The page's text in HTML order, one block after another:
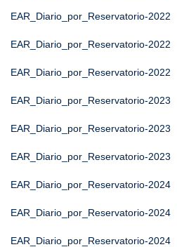
EAR_Diario_por_Reservatorio-2022
EAR_Diario_por_Reservatorio-2022
EAR_Diario_por_Reservatorio-2022
EAR_Diario_por_Reservatorio-2023
EAR_Diario_por_Reservatorio-2023
EAR_Diario_por_Reservatorio-2023
EAR_Diario_por_Reservatorio-2024
EAR_Diario_por_Reservatorio-2024
EAR_Diario_por_Reservatorio-2024